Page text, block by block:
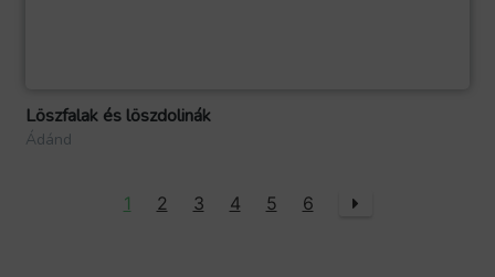
Löszfalak és löszdolinák
Ádánd
1 2 3 4 5 6